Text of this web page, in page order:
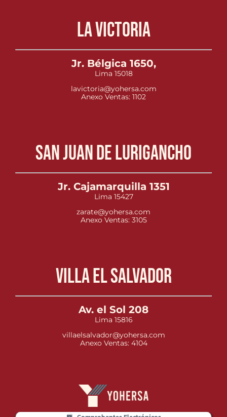
La Victoria
Jr. Bélgica 1650,
Lima 15018
lavictoria@yohersa.com
Anexo Ventas: 1102
San Juan de Lurigancho
Jr. Cajamarquilla 1351
Lima 15427
zarate@yohersa.com
Anexo Ventas: 3105
Villa el Salvador
Av. el Sol 208
Lima 15816
villaelsalvador@yohersa.com
Anexo Ventas: 4104